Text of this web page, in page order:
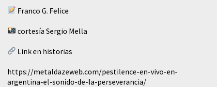
Franco G. Felice
cortesía Sergio Mella
Link en historias
https://metaldazeweb.com/pestilence-en-vivo-en-
argentina-el-sonido-de-la-perseverancia/